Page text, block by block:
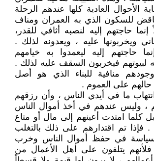
الأحوال العادية كلها عندهم الرحلة
للسكون الذي به العمران ومناف
حاجتهم إليه لنصبه أثافي للقدر،
ويخربونها عليه ، ويعدونه لذلك .
حاجتهم إليه ليعمدوا به خيامهم
لبيوتهم فيخربون السقف عليه لذلك .
منافية للبناء الذي هو أصل
حالهم على العموم .
ما في أيدي الناس ، وأن رزقهم
، وليس عندهم في أخذ أموال الناس
كلما امتدت أعينهم إلى مال أو متاع
. فإذا تم اقتدارهم على ذلك بالتغلب
في حفظ أموال الناس وخرب
فلأنهم يتلفون على أهل الأعمال من